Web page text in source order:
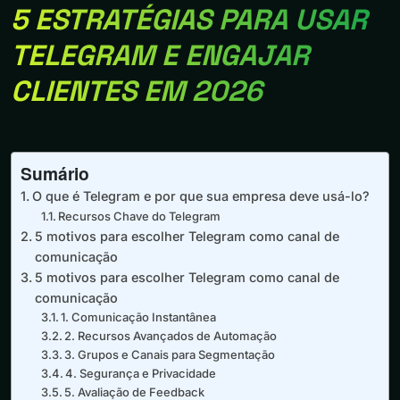
5 ESTRATÉGIAS PARA USAR
TELEGRAM E ENGAJAR
CLIENTES EM 2026
Sumário
O que é Telegram e por que sua empresa deve usá-lo?
Recursos Chave do Telegram
5 motivos para escolher Telegram como canal de
comunicação
5 motivos para escolher Telegram como canal de
comunicação
1. Comunicação Instantânea
2. Recursos Avançados de Automação
3. Grupos e Canais para Segmentação
4. Segurança e Privacidade
5. Avaliação de Feedback